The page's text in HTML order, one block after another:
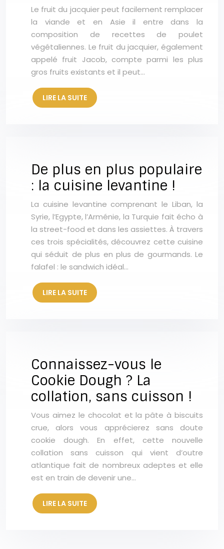
Le fruit du jacquier peut facilement remplacer
la viande et en Asie il entre dans la
composition de recettes de poulet
végétaliennes. Le fruit du jacquier, également
appelé fruit Jacob, compte parmi les plus
gros fruits existants et il peut…
LIRE LA SUITE
De plus en plus populaire
: la cuisine levantine !
La cuisine levantine comprenant le Liban, la
Syrie, l’Egypte, l’Arménie, la Turquie fait écho à
la street-food et dans les assiettes. À travers
ces trois spécialités, découvrez cette cuisine
qui séduit de plus en plus de gourmands. Le
falafel : le sandwich idéal…
LIRE LA SUITE
Connaissez-vous le
Cookie Dough ? La
collation, sans cuisson !
Vous aimez le chocolat et la pâte à biscuits
crue, alors vous apprécierez sans doute
cookie dough. En effet, cette nouvelle
collation sans cuisson qui vient d’outre
atlantique fait de nombreux adeptes et elle
est en train de devenir une…
LIRE LA SUITE